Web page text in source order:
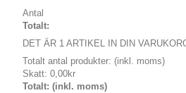
Antal
Totalt:
DET ÄR 1 ARTIKEL IN DIN
Totalt antal produkter: (inkl. moms)
Skatt: 0,00kr
Totalt: (inkl. moms)